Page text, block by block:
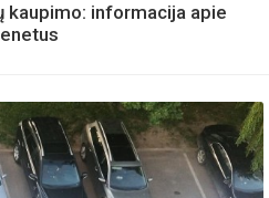
kaupimo: informacija apie